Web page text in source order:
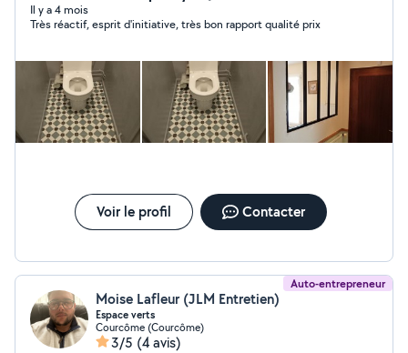
ainsi que de la pose de sol, balatum et parquet flottant
,je peu aussi passer la tondeuse élaguer et taillé une
Il y a 4 mois
Très réactif, esprit d'initiative, très bon rapport qualité prix
Voir le profil Contacter
Auto-entrepreneur
Moise Lafleur (JLM Entretien)
Espace verts
Courcôme (Courcôme)
3/5 (4 avis)